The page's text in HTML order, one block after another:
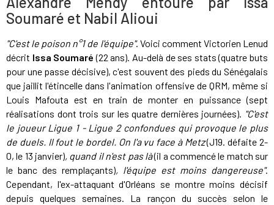
Soumaré et Nabil Alioui
"C'est le poison n°1 de l'équipe". Voici comment Victorien Lenud
décrit Issa Soumaré (22 ans). Au-delà de ses stats (quatre buts
pour une passe décisive), c'est souvent des pieds du Sénégalais
que jaillit l'étincelle dans l'animation offensive de QRM, même si
Louis Mafouta est en train de monter en puissance (sept
réalisations dont trois sur les quatre dernières journées). "C'est
le joueur Ligue 1 - Ligue 2 confondues qui provoque le plus
de duels. Il fout le bordel. On l'a vu face à Metz(J19. défaite 2-
0, le 13 janvier), quand il n'est pas là(il a commencé le match sur
le banc des remplaçants), l'équipe est moins dangereuse".
Cependant, l'ex-attaquant d'Orléans se montre moins décisif
depuis quelques semaines. La rançon du succès selon le